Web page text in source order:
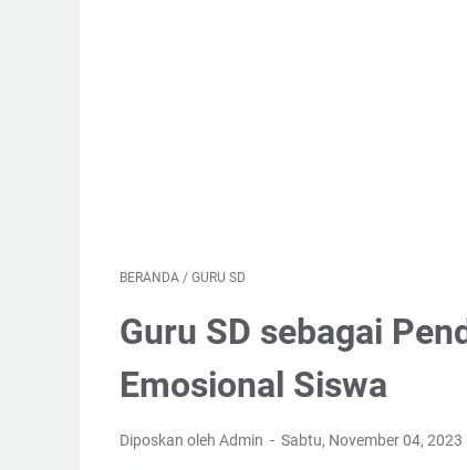
BERANDA / GURU SD
Guru SD sebagai
Emosional Siswa
Diposkan oleh Admin Sabtu, November 04, 2023